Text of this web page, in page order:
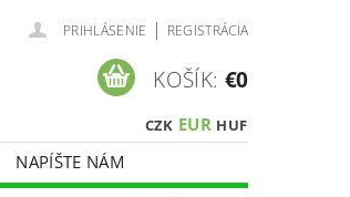
PRIHLÁSENIE | REGISTRÁCIA
CZK EUR HUF
KOŠÍK: €0
NAPÍŠTE NÁM